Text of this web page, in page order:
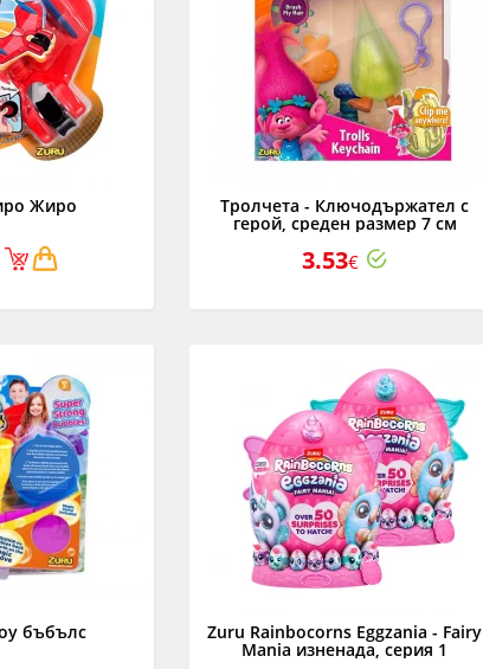
Жиро Тролчета - Ключодържател с
герой, среден размер 7 см
3.53€
бъбълс Zuru Rainbocorns Eggzania - Fairy
Mania изненада, серия 1